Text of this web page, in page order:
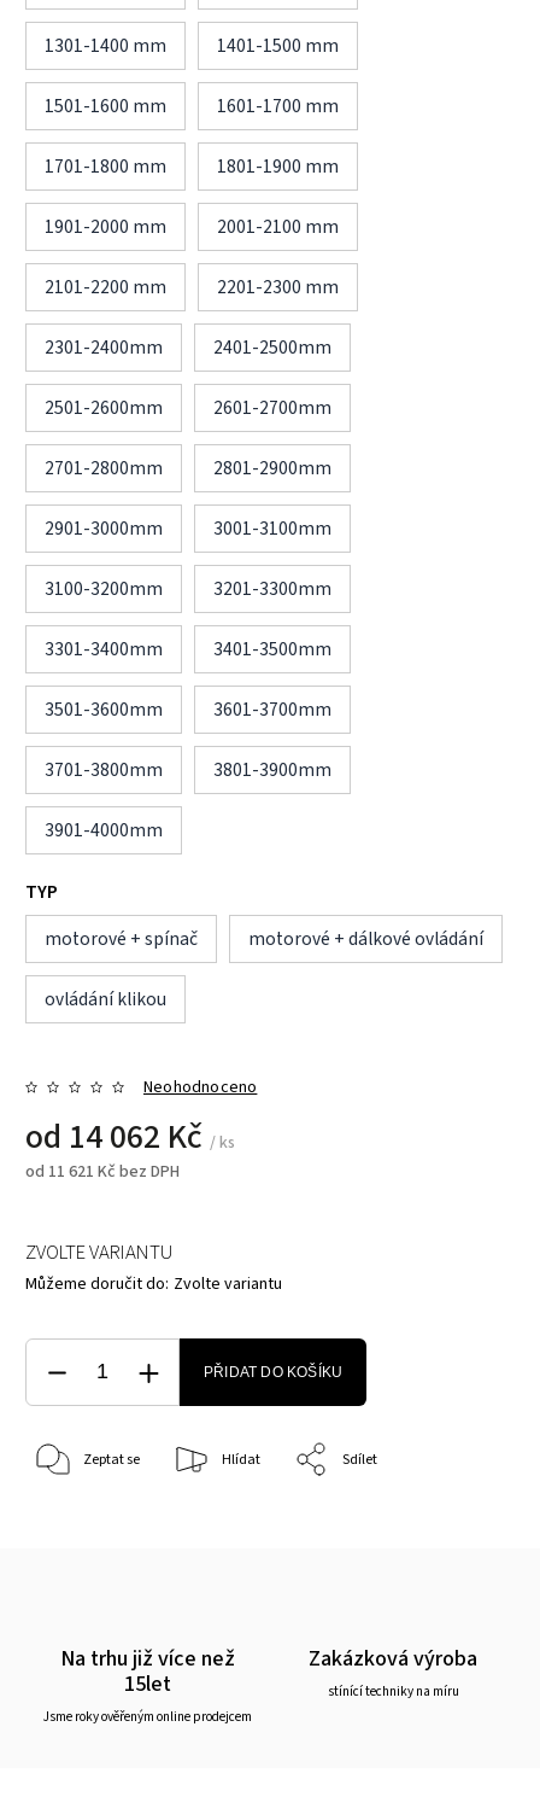
1301-1400 mm 1401-1500 mm
1501-1600 mm 1601-1700 mm
1701-1800 mm 1801-1900 mm
1901-2000 mm 2001-2100 mm
2101-2200 mm 2201-2300 mm
2301-2400mm 2401-2500mm
2501-2600mm 2601-2700mm
2701-2800mm 2801-2900mm
2901-3000mm 3001-3100mm
3100-3200mm 3201-3300mm
3301-3400mm 3401-3500mm
3501-3600mm 3601-3700mm
3701-3800mm 3801-3900mm
3901-4000mm
TYP
motorové + spínač
motorové + dálkové ovládání
ovládání klikou
Neohodnoceno
od 14 062 Kč / ks
od 11 621 Kč bez DPH
ZVOLTE VARIANTU
Můžeme doručit do: Zvolte variantu
PŘIDAT DO KOŠÍKU
Zeptat se Hlídat Sdílet
Na trhu již více než
15let
Jsme roky ověřeným online prodejcem
Zakázková výroba
stínící techniky na míru